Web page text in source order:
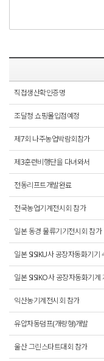
직접생산확인증명
조달청 쇼핑몰입점예정
제7회 나주농업박람회참가
제3훈련비행단을 다녀와서
전동리프트개발완료
전국농업기계전시회 참가
일본 동경 물류기기전시회 참가
일본 SISIKU사 공장자동화기기
일본 SISIKO사 공장자동화기계
익산농기계전시회 참가
유압자동덤프(개량형)개발
울산 그린스타트대회 참가